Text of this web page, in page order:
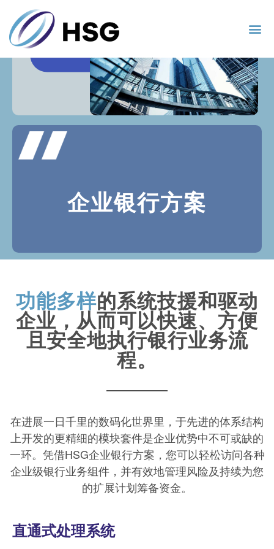
企业银行方案
功能多样的系统技援和驱动
企业，从而可以快速、方便
且安全地执行银行业务流
程。
在进展一日千里的数码化世界里，于先进的体系结构
上开发的更精细的模块套件是企业优势中不可或缺的
一环。凭借HSG企业银行方案，您可以轻松访问各种
企业级银行业务组件，并有效地管理风险及持续为您
的扩展计划筹备资金。
直通式处理系统